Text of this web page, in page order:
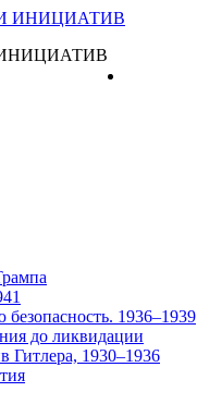
1936–1939
до ликвидации
Гитлера, 1930–1936